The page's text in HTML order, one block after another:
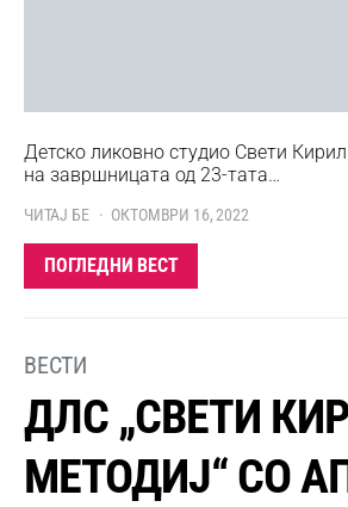
Детско ликовно студио Свети
на завршницата од 23-тата…
ЧИТАЈ БЕ ОКТОМВРИ 16, 2022
ПОГЛЕДНИ ВЕСТ
ВЕСТИ
ДЛС „СВЕТИ
МЕТОДИЈ“ СО